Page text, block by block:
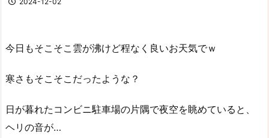
今日もそこそこ雲が沸けど程なく良いお天気でｗ
寒さもそこそこだったような？
日が暮れたコンビニ駐車場の片隅で夜空を眺めていると、
ヘリの音が…